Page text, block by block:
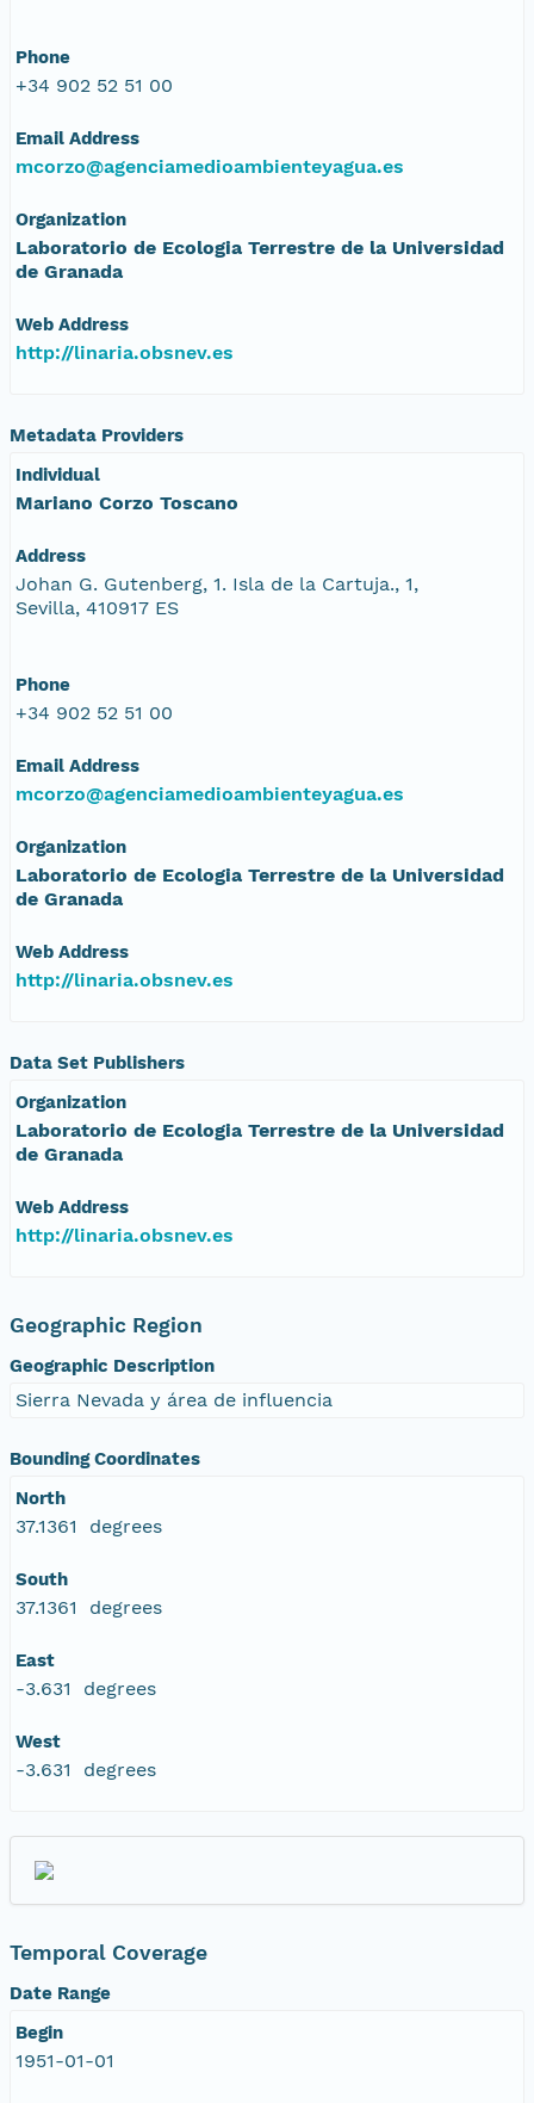
Phone
+34 902 52 51 00
Email Address
mcorzo@agenciamedioambienteyagua.es
Organization
Laboratorio de Ecologia Terrestre de la Universidad
de Granada
Web Address
http://linaria.obsnev.es
Metadata Providers
Individual
Mariano Corzo Toscano
Address
Johan G. Gutenberg, 1. Isla de la Cartuja., 1,
Sevilla, 410917 ES
Phone
+34 902 52 51 00
Email Address
mcorzo@agenciamedioambienteyagua.es
Organization
Laboratorio de Ecologia Terrestre de la Universidad
de Granada
Web Address
http://linaria.obsnev.es
Data Set Publishers
Organization
Laboratorio de Ecologia Terrestre de la Universidad
de Granada
Web Address
http://linaria.obsnev.es
Geographic Region
Geographic Description
Sierra Nevada y área de influencia
Bounding Coordinates
North
37.1361 degrees
South
37.1361 degrees
East
-3.631 degrees
West
-3.631 degrees
Temporal Coverage
Date Range
Begin
1951-01-01